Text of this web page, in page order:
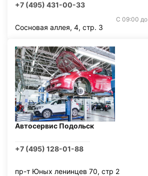
+7 (495) 431-00-33
С 09:00
Сосновая аллея, 4, стр. 3
Автосервис Подольск
+7 (495) 128-01-88
пр-т Юных ленинцев 70, стр 2